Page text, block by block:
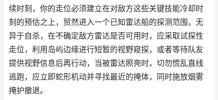
续时刻，你的走位必须建立在对敌方这些关键技能冷却时
刻的预估之上，贸然进入一个已知雷达船的探测范围，无
异于自杀，在不确定敌方雷达是否可用时，应采取试探性
走位，利用岛屿边缘进行短暂的视野窥探，或者等待队友
提供视野信息后再行动，当被雷达照亮时，切勿慌乱直线
逃跑，应立即蛇形机动并寻找最近的掩体，同时施放烟雾
掩护撤退。